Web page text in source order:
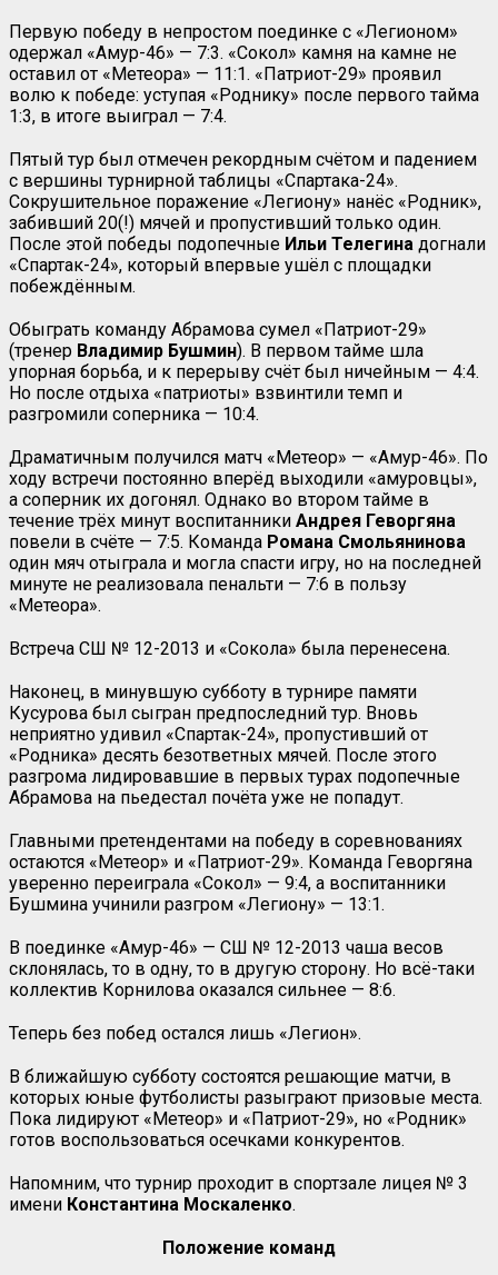
Первую победу в непростом поединке с «Легионом»
одержал «Амур-46» — 7:3. «Сокол» камня на камне не
оставил от «Метеора» — 11:1. «Патриот-29» проявил
волю к победе: уступая «Роднику» после первого тайма
1:3, в итоге выиграл — 7:4.
Пятый тур был отмечен рекордным счётом и падением
с вершины турнирной таблицы «Спартака-24».
Сокрушительное поражение «Легиону» нанёс «Родник»,
забивший 20(!) мячей и пропустивший только один.
После этой победы подопечные Ильи Телегина догнали
«Спартак-24», который впервые ушёл с площадки
побеждённым.
Обыграть команду Абрамова сумел «Патриот-29»
(тренер Владимир Бушмин). В первом тайме шла
упорная борьба, и к перерыву счёт был ничейным — 4:4.
Но после отдыха «патриоты» взвинтили темп и
разгромили соперника — 10:4.
Драматичным получился матч «Метеор» — «Амур-46». По
ходу встречи постоянно вперёд выходили «амуровцы»,
а соперник их догонял. Однако во втором тайме в
течение трёх минут воспитанники Андрея Геворгяна
повели в счёте — 7:5. Команда Романа Смольянинова
один мяч отыграла и могла спасти игру, но на последней
минуте не реализовала пенальти — 7:6 в пользу
«Метеора».
Встреча СШ № 12-2013 и «Сокола» была перенесена.
Наконец, в минувшую субботу в турнире памяти
Кусурова был сыгран предпоследний тур. Вновь
неприятно удивил «Спартак-24», пропустивший от
«Родника» десять безответных мячей. После этого
разгрома лидировавшие в первых турах подопечные
Абрамова на пьедестал почёта уже не попадут.
Главными претендентами на победу в соревнованиях
остаются «Метеор» и «Патриот-29». Команда Геворгяна
уверенно переиграла «Сокол» — 9:4, а воспитанники
Бушмина учинили разгром «Легиону» — 13:1.
В поединке «Амур-46» — СШ № 12-2013 чаша весов
склонялась, то в одну, то в другую сторону. Но всё-таки
коллектив Корнилова оказался сильнее — 8:6.
Теперь без побед остался лишь «Легион».
В ближайшую субботу состоятся решающие матчи, в
которых юные футболисты разыграют призовые места.
Пока лидируют «Метеор» и «Патриот-29», но «Родник»
готов воспользоваться осечками конкурентов.
Напомним, что турнир проходит в спортзале лицея № 3
имени Константина Москаленко.
Положение команд